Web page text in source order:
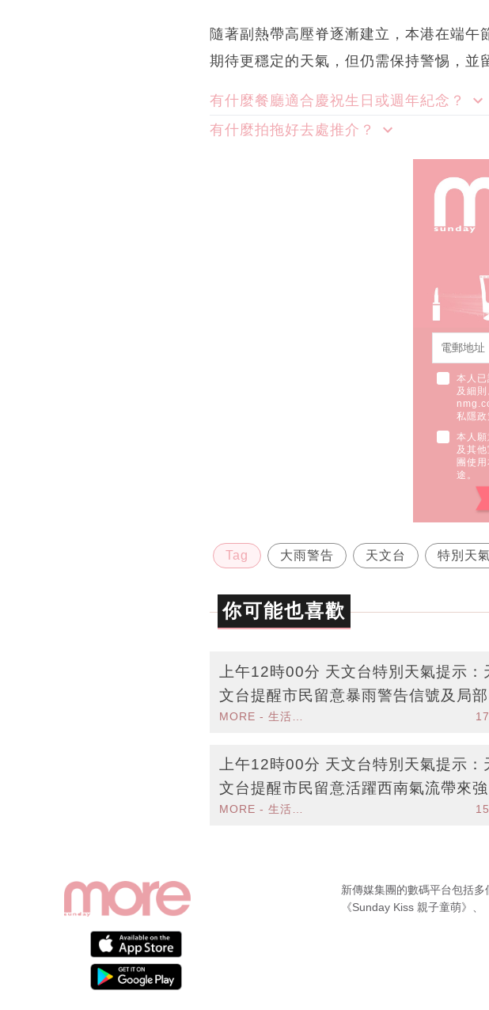
隨著副熱帶高壓脊逐漸建立，本港在端
期待更穩定的天氣，但仍需保持警惕，並
有什麼餐廳適合慶祝生日或週年紀念？
有什麼拍拖好去處推介？
本人
及細
私隱政
本人
及其
團使
途。
Tag 大雨警告 天文台 特別天
你可能也喜歡
上午12時00分 天文台特別天氣提示：
文台提醒市民留意暴雨警告信號及局部
區大雨提示
上午12時00分 天文台特別天氣提示：
文台提醒市民留意活躍西南氣流帶來強
雨
MORE - 生活品味
新傳媒集團的數碼平台包括
《Sunday Kiss 親子童萌》 、